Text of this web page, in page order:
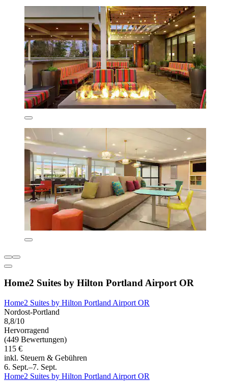
Home2 Suites by Hilton Portland Airport OR
Home2 Suites by Hilton Portland Airport OR
Nordost-Portland
8,8/10
Hervorragend
(449 Bewertungen)
115 €
inkl. Steuern & Gebühren
6. Sept.–7. Sept.
Home2 Suites by Hilton Portland Airport OR